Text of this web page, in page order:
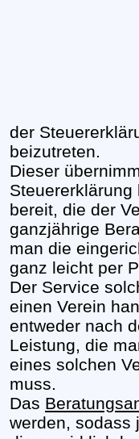
der
beizutreten.
Dieser
bereit, die der
ganzjährige
man die
ganz leicht per
Der Service
einen Verein
entweder nach
Leistung, die
eines solchen
muss.
Das
werden, sodass